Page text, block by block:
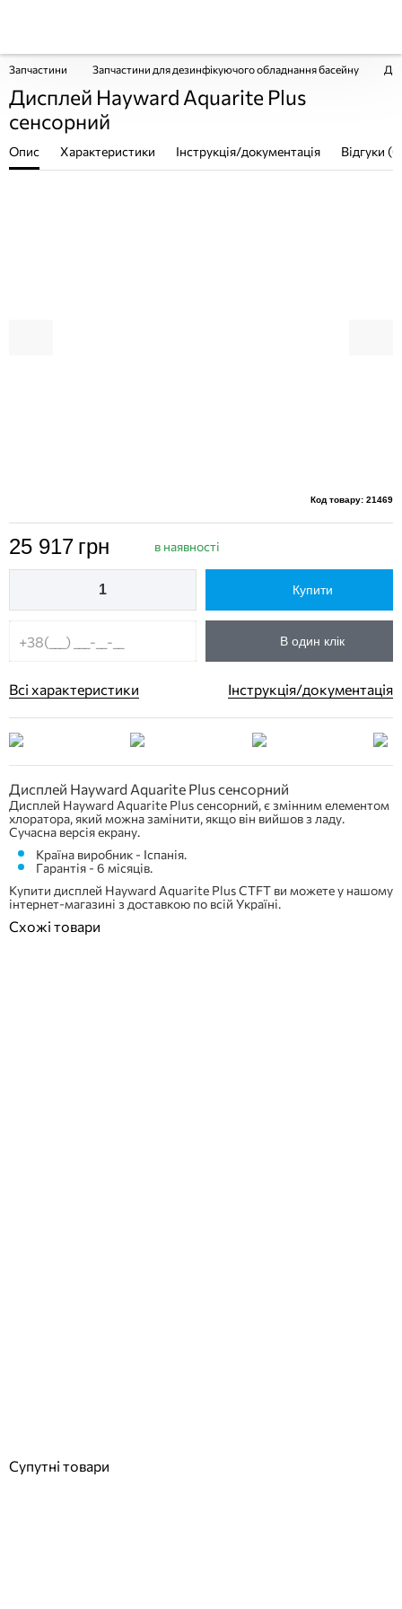
Запчастини Запчастини для дезинфікуючого обладнання басейну
Дисплей Hayward Aquarite Plus
сенсорний
Опис Характеристики Інструкція/документація Відгуки
Код товару: 21469
25 917 грн в наявності
Купити
В один клік
Всі характеристики Інструкція/документація
Дисплей Hayward Aquarite Plus сенсорний
Дисплей Hayward Aquarite Plus сенсорний, є змінним елементом
хлоратора, який можна замінити, якщо він вийшов з ладу.
Сучасна версія екрану.
Країна виробник - Іспанія.
Гарантія - 6 місяців.
Купити дисплей Hayward Aquarite Plus CTFT ви можете у нашому
інтернет-магазині з доставкою по всій Україні.
Схожі товари
Супутні товари